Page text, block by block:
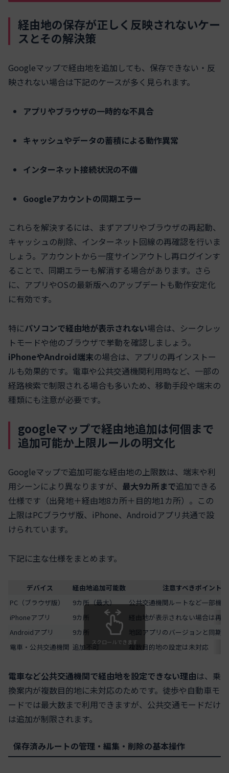
経由地の保存が正しく反映されないケー
スとその解決策
Googleマップで経由地を追加しても、保存できない・反
映されない場合は下記のケースが多く見られます。
アプリやブラウザの一時的な不具合
キャッシュやデータの蓄積による動作異常
インターネット接続状況の不備
Googleアカウントの同期エラー
これらを解決するには、まずアプリやブラウザの再起動、
キャッシュの削除、インターネット回線の再確認を行いま
しょう。アカウントから一度サインアウトし再ログインす
ることで、同期エラーも解消する場合があります。さら
に、アプリやOSの最新版へのアップデートも動作安定化
に有効です。
特にパソコンで経由地が表示されない場合は、シークレッ
トモードや他のブラウザで挙動を確認しましょう。
iPhoneやAndroid端末の場合は、アプリの再インストー
ルも効果的です。電車や公共交通機関利用時など、一部の
経路検索で制限される場合も多いため、移動手段や端末の
種類にも注意が必要です。
googleマップで経由地追加は何個まで
追加可能か上限ルールの明文化
Googleマップで追加可能な経由地の上限数は、端末や利
用シーンにより異なりますが、 最大9カ所まで追加できる
仕様です（出発地＋経由地8カ所＋目的地1カ所）。この
上限はPCブラウザ版、iPhone、Androidアプリ共通で設
けられています。
下記に主な仕様をまとめます。
デバイス 経由地追加可能数
注意すべきポイント
PC（ブラウザ版）
9カ所（最大）
公共交通機関ルートなど一部機
iPhoneアプリ
9カ所
経由地が表示されない場合は再
Androidアプリ
9カ所
地図アプリのバージョンと同期
電車・公共交通機関 追加不可 複数目的地の設定は未対応
スクロールできます
電車など公共交通機関で経由地を設定できない理由は、乗
換案内が複数目的地に未対応のためです。徒歩や自動車モ
ードでは最大数まで利用できますが、公共交通モードだけ
は追加が制限されます。
保存済みルートの管理・編集・削除の基本操作